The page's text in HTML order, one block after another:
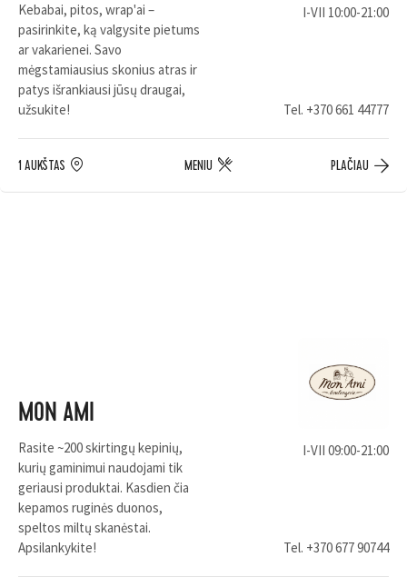
Kebabai, pitos, wrap'ai –
pasirinkite, ką valgysite pietums
ar vakarienei. Savo
mėgstamiausius skonius atras ir
patys išrankiausi jūsų draugai,
užsukite!
I-VII 10:00-21:00
Tel. +370 661 44777
1 AUKŠTAS MENIU PLAČIAU
MON AMI
Rasite ~200 skirtingų kepinių,
kurių gaminimui naudojami tik
geriausi produktai. Kasdien čia
kepamos ruginės duonos,
speltos miltų skanėstai.
Apsilankykite!
I-VII 09:00-21:00
Tel. +370 677 90744